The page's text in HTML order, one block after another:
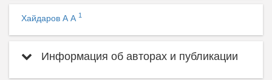
Хайдаров А А 1
Информация об авторах и публикации